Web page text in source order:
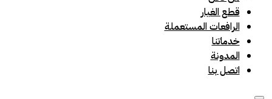
قطع الغيار
الرافعات المستعملة
خدماتنا
المدونة
اتصل بنا